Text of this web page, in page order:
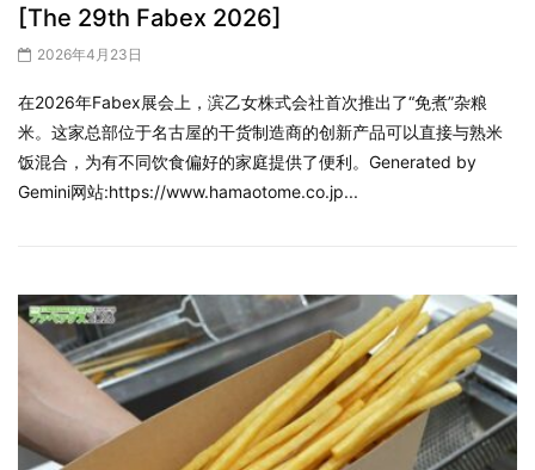
[The 29th Fabex 2026]
2026年4月23日
在2026年Fabex展会上，滨乙女株式会社首次推出了“免煮”杂粮
米。这家总部位于名古屋的干货制造商的创新产品可以直接与熟米
饭混合，为有不同饮食偏好的家庭提供了便利。Generated by
Gemini网站:https://www.hamaotome.co.jp...